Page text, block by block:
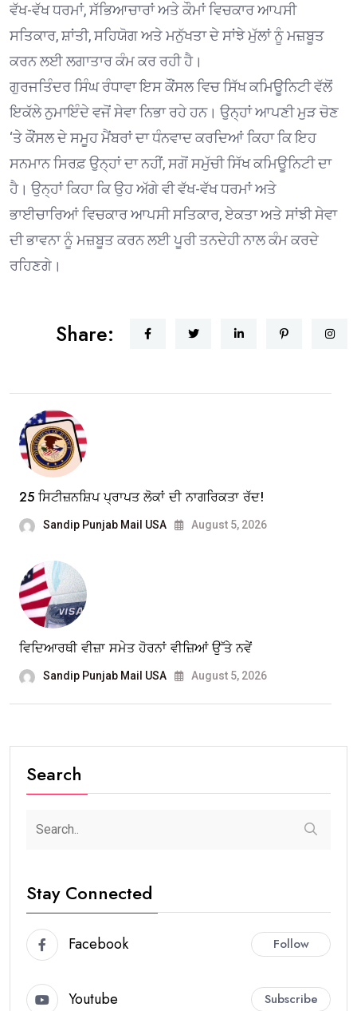
ਵੱਖ-ਵੱਖ ਧਰਮਾਂ, ਸੱਭਿਆਚਾਰਾਂ ਅਤੇ ਕੌਮਾਂ ਵਿਚਕਾਰ ਆਪਸੀ
ਸਤਿਕਾਰ, ਸ਼ਾਂਤੀ, ਸਹਿਯੋਗ ਅਤੇ ਮਨੁੱਖਤਾ ਦੇ ਸਾਂਝੇ ਮੁੱਲਾਂ ਨੂੰ ਮਜ਼ਬੂਤ
ਕਰਨ ਲਈ ਲਗਾਤਾਰ ਕੰਮ ਕਰ ਰਹੀ ਹੈ।
ਗੁਰਜਤਿੰਦਰ ਸਿੰਘ ਰੰਧਾਵਾ ਇਸ ਕੌਂਸਲ ਵਿਚ ਸਿੱਖ ਕਮਿਊਨਿਟੀ ਵੱਲੋਂ
ਇਕੱਲੇ ਨੁਮਾਇੰਦੇ ਵਜੋਂ ਸੇਵਾ ਨਿਭਾ ਰਹੇ ਹਨ। ਉਨ੍ਹਾਂ ਆਪਣੀ ਮੁੜ ਚੋਣ
‘ਤੇ ਕੌਂਸਲ ਦੇ ਸਮੂਹ ਮੈਂਬਰਾਂ ਦਾ ਧੰਨਵਾਦ ਕਰਦਿਆਂ ਕਿਹਾ ਕਿ ਇਹ
ਸਨਮਾਨ ਸਿਰਫ਼ ਉਨ੍ਹਾਂ ਦਾ ਨਹੀਂ, ਸਗੋਂ ਸਮੁੱਚੀ ਸਿੱਖ ਕਮਿਊਨਿਟੀ ਦਾ
ਹੈ। ਉਨ੍ਹਾਂ ਕਿਹਾ ਕਿ ਉਹ ਅੱਗੇ ਵੀ ਵੱਖ-ਵੱਖ ਧਰਮਾਂ ਅਤੇ
ਭਾਈਚਾਰਿਆਂ ਵਿਚਕਾਰ ਆਪਸੀ ਸਤਿਕਾਰ, ਏਕਤਾ ਅਤੇ ਸਾਂਝੀ ਸੇਵਾ
ਦੀ ਭਾਵਨਾ ਨੂੰ ਮਜ਼ਬੂਤ ਕਰਨ ਲਈ ਪੂਰੀ ਤਨਦੇਹੀ ਨਾਲ ਕੰਮ ਕਰਦੇ
ਰਹਿਣਗੇ।
Share:
25 ਸਿਟੀਜ਼ਨਸ਼ਿਪ ਪ੍ਰਾਪਤ ਲੋਕਾਂ ਦੀ ਨਾਗਰਿਕਤਾ ਰੱਦ!
Sandip Punjab Mail USA August 5, 2026
ਵਿਦਿਆਰਥੀ ਵੀਜ਼ਾ ਸਮੇਤ ਹੋਰਨਾਂ ਵੀਜ਼ਿਆਂ ਉੱਤੇ ਨਵੇਂ
Sandip Punjab Mail USA August 5, 2026
Search
Stay Connected
Facebook Follow
Youtube Subscribe